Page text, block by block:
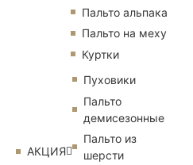
Пальто альпака
Пальто на меху
Куртки
АКЦИЯ
Пуховики
Пальто
демисезонные
Пальто из
шерсти